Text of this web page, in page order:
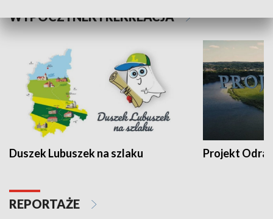
WYPOCZYNEK I REKREACJA
Duszek Lubuszek na szlaku Projekt Odra
REPORTAŻE